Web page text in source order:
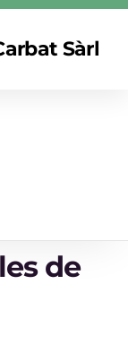
Sàrl
de